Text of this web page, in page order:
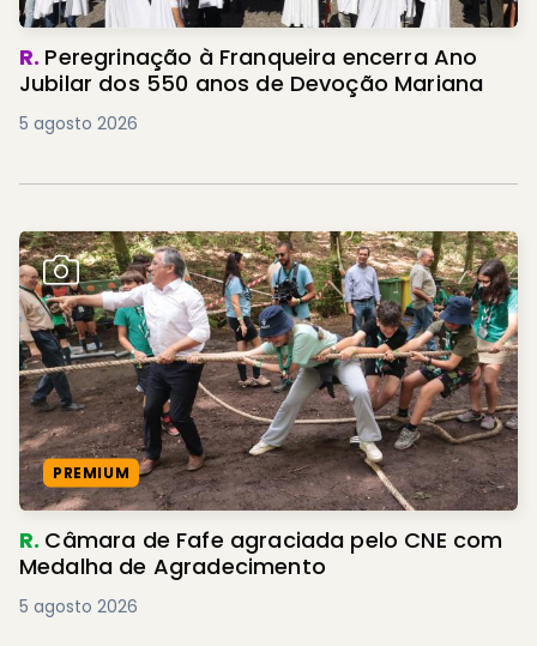
R. Peregrinação à Franqueira encerra Ano
Jubilar dos 550 anos de Devoção Mariana
5 agosto 2026
PREMIUM
R. Câmara de Fafe agraciada pelo CNE com
Medalha de Agradecimento
5 agosto 2026